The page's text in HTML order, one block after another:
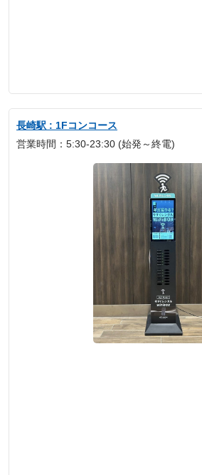
長崎駅 : 1Fコンコース
営業時間：5:30-23:30 (始発～終電)